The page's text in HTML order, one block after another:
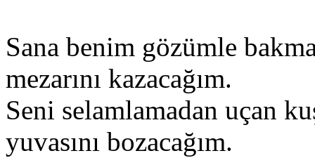
Sana benim gözümle
mezarını kazacağım.
Seni selamlamadan uçan
yuvasını bozacağım.